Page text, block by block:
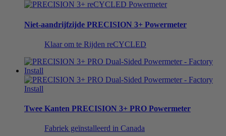
Niet-aandrijfzijde PRECISION 3+ Powermeter
Klaar om te Rijden reCYCLED
Twee Kanten PRECISION 3+ PRO Powermeter
Fabriek geïnstalleerd in Canada